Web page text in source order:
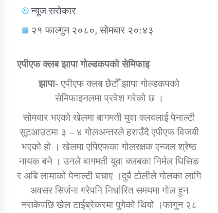
कुषि बिकास कार्यालय जुम्ला सुचना सन्देश
डिभिजन कार्यालय जुम्लाको सुचना सन्देश
कर्णाली प्रविधि शिक्षालय जुम्लाको सुचना
सामाजिक बिकास कार्यालय जुम्लाकाे सुचना
न्यूज सरोकार
२१ फाल्गुन २०८०, सोमबार २०:४३
एपीएफ क्लब झापा गोल्डकपको सेमिफाइ
झापा- एपीएफ क्लब छैटौँ झापा गोल्डकपको
सेमिफाइनलमा प्रवेश गरेको छ ।
सोमबार भएको खेलमा बागमती युवा क्लबलाई पेनाल्टी
सुटआउटमा ३ – ४ गोलअन्तरले हराउँदै एपीएफ विजयी
भएको हो । खेलमा एपिएफका गोलरक्षक एन्जल श्रेष्ठ
नायक बने । उनले बागमती युवा क्लबका निर्मल घिसिङ
र अबि लामाको पेनाल्टी बचाए ।दुबै टोलीले गोलका लागि
अवसर सिर्जना गरेपनि निर्धारित समयमा गोल हुन
नसकेपछि खेल टाईब्रेकरमा पुगेको थियो ।फागुन २८